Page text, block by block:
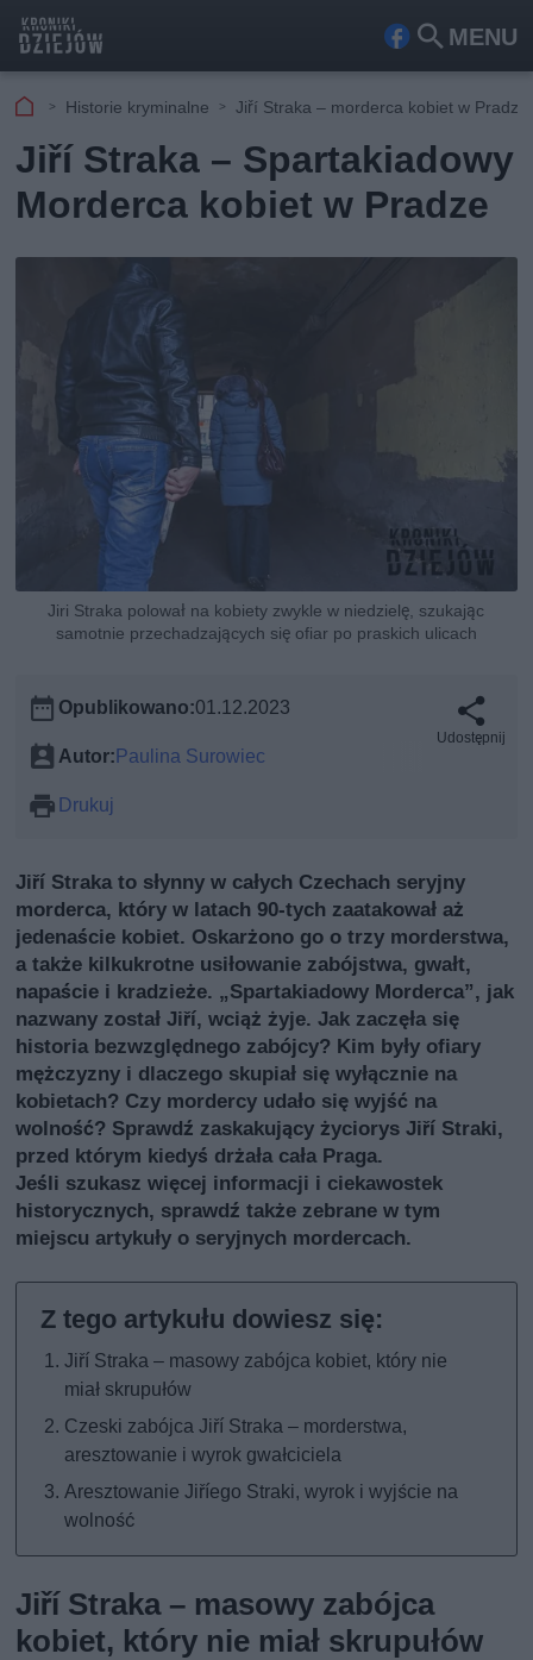
MENU
Fa
ook
Szu
kaj
Historie kryminalne Jiří Straka – morderca kobiet w Pradze
Jiří Straka – Spartakiadowy
Morderca kobiet w Pradze
Jiri Straka polował na kobiety zwykle w niedzielę, szukając
samotnie przechadzających się ofiar po praskich ulicach
Opublikowano:01.12.2023
Autor:Paulina Surowiec
Drukuj
Udostępnij
Jiří Straka to słynny w całych Czechach seryjny
morderca, który w latach 90-tych zaatakował aż
jedenaście kobiet. Oskarżono go o trzy morderstwa,
a także kilkukrotne usiłowanie zabójstwa, gwałt,
napaście i kradzieże. „Spartakiadowy Morderca”, jak
nazwany został Jiří, wciąż żyje. Jak zaczęła się
historia bezwzględnego zabójcy? Kim były ofiary
mężczyzny i dlaczego skupiał się wyłącznie na
kobietach? Czy mordercy udało się wyjść na
wolność? Sprawdź zaskakujący życiorys Jiří Straki,
przed którym kiedyś drżała cała Praga.
Jeśli szukasz więcej informacji i ciekawostek
historycznych, sprawdź także zebrane w tym
miejscu artykuły o seryjnych mordercach.
Jiří Straka – masowy zabójca kobiet, który nie
miał skrupułów
Czeski zabójca Jiří Straka – morderstwa,
aresztowanie i wyrok gwałciciela
Aresztowanie Jiříego Straki, wyrok i wyjście na
wolność
Jiří Straka – masowy zabójca
kobiet, który nie miał skrupułów